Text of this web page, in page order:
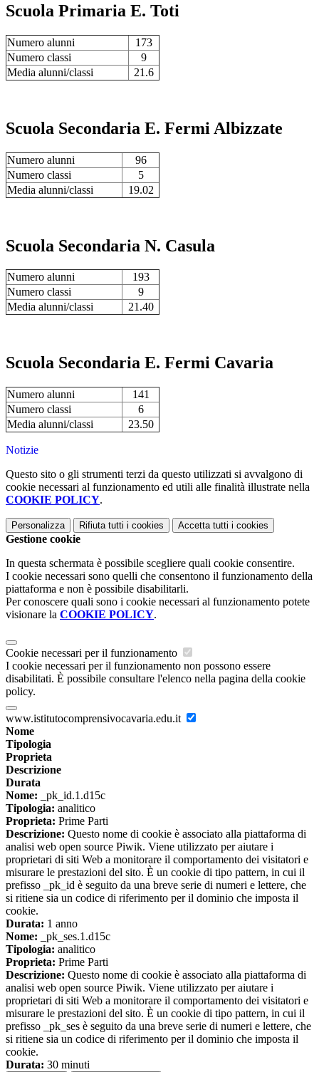
Scuola Primaria E. Toti
Numero alunni
173
Numero classi
9
Media alunni/classi
21.6
Scuola Secondaria E. Fermi Albizzate
Numero alunni
96
Numero classi
5
Media alunni/classi
19.02
Scuola Secondaria N. Casula
Numero alunni
193
Numero classi
9
Media alunni/classi
21.40
Scuola Secondaria E. Fermi Cavaria
Numero alunni
141
Numero classi
6
Media alunni/classi
23.50
Notizie
Questo sito o gli strumenti terzi da questo utilizzati si avvalgono di
cookie necessari al funzionamento ed utili alle finalità illustrate nella
COOKIE POLICY.
Personalizza Rifiuta tutti i cookies Accetta tutti i cookies
Gestione cookie
In questa schermata è possibile scegliere quali cookie consentire.
I cookie necessari sono quelli che consentono il funzionamento della
piattaforma e non è possibile disabilitarli.
Per conoscere quali sono i cookie necessari al funzionamento potete
visionare la COOKIE POLICY.
Cookie necessari per il funzionamento
I cookie necessari per il funzionamento non possono essere
disabilitati. È possibile consultare l'elenco nella pagina della cookie
policy.
www.istitutocomprensivocavaria.edu.it
Nome
Tipologia
Proprieta
Descrizione
Durata
Nome: _pk_id.1.d15c
Tipologia: analitico
Proprieta: Prime Parti
Descrizione: Questo nome di cookie è associato alla piattaforma di
analisi web open source Piwik. Viene utilizzato per aiutare i
proprietari di siti Web a monitorare il comportamento dei visitatori e
misurare le prestazioni del sito. È un cookie di tipo pattern, in cui il
prefisso _pk_id è seguito da una breve serie di numeri e lettere, che
si ritiene sia un codice di riferimento per il dominio che imposta il
cookie.
Durata: 1 anno
Nome: _pk_ses.1.d15c
Tipologia: analitico
Proprieta: Prime Parti
Descrizione: Questo nome di cookie è associato alla piattaforma di
analisi web open source Piwik. Viene utilizzato per aiutare i
proprietari di siti Web a monitorare il comportamento dei visitatori e
misurare le prestazioni del sito. È un cookie di tipo pattern, in cui il
prefisso _pk_ses è seguito da una breve serie di numeri e lettere, che
si ritiene sia un codice di riferimento per il dominio che imposta il
cookie.
Durata: 30 minuti